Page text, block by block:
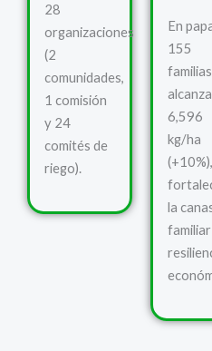
28
organizaciones
(2
comunidades,
1 comisión
y 24
comités de
riego).
En
155
familias
6,596
kg/ha
(+10%),
la